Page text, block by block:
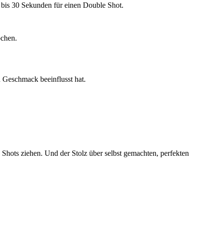
30 Sekunden für einen Double Shot.
beeinflusst hat.
ziehen. Und der Stolz über selbst gemachten, perfekten